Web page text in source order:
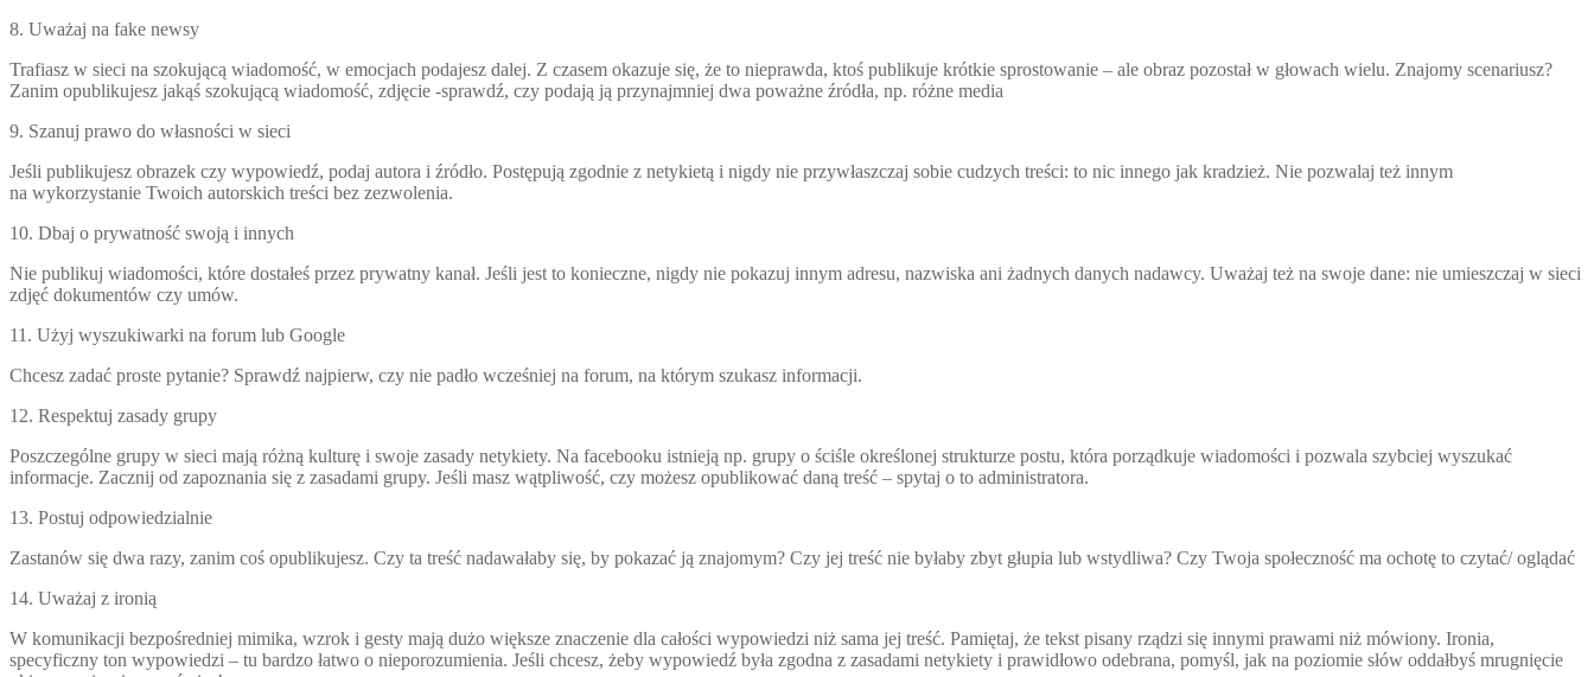
8. Uważaj na fake newsy
Trafiasz w sieci na szokującą wiadomość, w emocjach podajesz dalej. Z czasem okazuje się, że to nieprawda, ktoś publikuje krótkie sprostowanie – ale obraz pozostał w głowach wielu. Znajomy scenariusz?
Zanim opublikujesz jakąś szokującą wiadomość, zdjęcie -sprawdź, czy podają ją przynajmniej dwa poważne źródła, np. różne media
9. Szanuj prawo do własności w sieci
Jeśli publikujesz obrazek czy wypowiedź, podaj autora i źródło. Postępują zgodnie z netykietą i nigdy nie przywłaszczaj sobie cudzych treści: to nic innego jak kradzież. Nie pozwalaj też innym
na wykorzystanie Twoich autorskich treści bez zezwolenia.
10. Dbaj o prywatność swoją i innych
Nie publikuj wiadomości, które dostałeś przez prywatny kanał. Jeśli jest to konieczne, nigdy nie pokazuj innym adresu, nazwiska ani żadnych danych nadawcy. Uważaj też na swoje dane: nie umieszczaj w sieci
zdjęć dokumentów czy umów.
11. Użyj wyszukiwarki na forum lub Google
Chcesz zadać proste pytanie? Sprawdź najpierw, czy nie padło wcześniej na forum, na którym szukasz informacji.
12. Respektuj zasady grupy
Poszczególne grupy w sieci mają różną kulturę i swoje zasady netykiety. Na facebooku istnieją np. grupy o ściśle określonej strukturze postu, która porządkuje wiadomości i pozwala szybciej wyszukać
informacje. Zacznij od zapoznania się z zasadami grupy. Jeśli masz wątpliwość, czy możesz opublikować daną treść – spytaj o to administratora.
13. Postuj odpowiedzialnie
Zastanów się dwa razy, zanim coś opublikujesz. Czy ta treść nadawałaby się, by pokazać ją znajomym? Czy jej treść nie byłaby zbyt głupia lub wstydliwa? Czy Twoja społeczność ma ochotę to czytać/ oglądać
14. Uważaj z ironią
W komunikacji bezpośredniej mimika, wzrok i gesty mają dużo większe znaczenie dla całości wypowiedzi niż sama jej treść. Pamiętaj, że tekst pisany rządzi się innymi prawami niż mówiony. Ironia,
specyficzny ton wypowiedzi – tu bardzo łatwo o nieporozumienia. Jeśli chcesz, żeby wypowiedź była zgodna z zasadami netykiety i prawidłowo odebrana, pomyśl, jak na poziomie słów oddałbyś mrugnięcie